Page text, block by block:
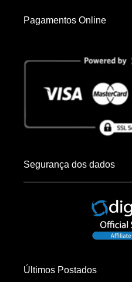
Pagamentos Online
Segurança dos dados
Últimos Postados